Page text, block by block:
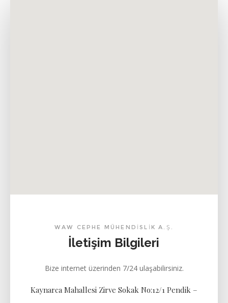
WAW CEPHE MÜHENDİSLİK A.Ş.
İletişim Bilgileri
Bize internet üzerinden 7/24 ulaşabilirsiniz.
Kaynarca Mahallesi Zirve Sokak No:12/1 Pendik –